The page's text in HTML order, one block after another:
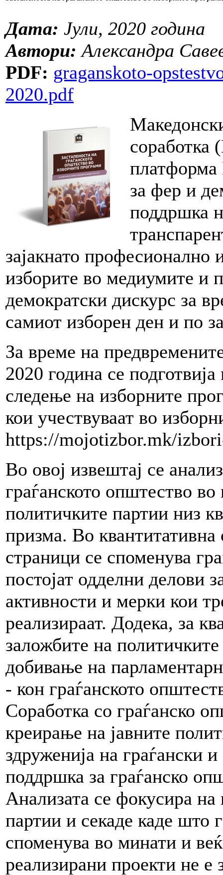
Дата: Јули, 2020 година
Автори: Александра
PDF: graganskoto-
2020.pdf
платформа
за фер и
поддршка
зајакнато професионално
изборите во медиумите и
демократски дискурс за
самиот изборен ден и по
За време на
2020 година се
следење на изборните
кои учествуваат во
https://mojotizbor.mk/
Во овој извештај се
граѓанското општество
политичките партии низ
призма. Во квантитативна
страници се споменува
постојат одделни делови
активности и мерки кои
реализираат. Додека, за
заложбите на
добивање на
- кон граѓанското
Соработка со граѓанско
креирање на јавните
здруженија на граѓански
поддршка за граѓанско
Анализата се фокусира
партии и секаде каде што
споменува во минати и
реализирани проекти не е